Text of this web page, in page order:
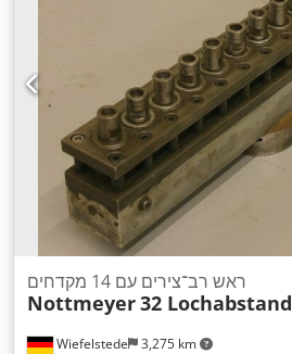
Wiefelstede 3,275 km
ראש רב־צירים עם 14 מקדחים
Nottmeyer32 Lochabstand